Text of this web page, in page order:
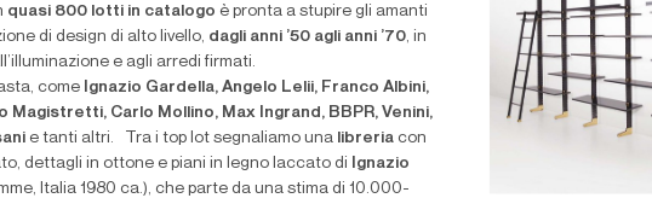
quasi 800 lotti in catalogo è pronta a stupire gli amanti
di design di alto livello, dagli anni ’50 agli anni ’70, in
e agli arredi firmati.
come Ignazio Gardella, Angelo Lelii, Franco Albini,
Magistretti, Carlo Mollino, Max Ingrand, BBPR, Venini,
e tanti altri. Tra i top lot segnaliamo una libreria con
dettagli in ottone e piani in legno laccato di
Ignazio
Italia 1980 ca.), che parte da una stima di 10.000-